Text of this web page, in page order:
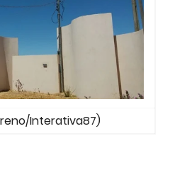
Interativa87)